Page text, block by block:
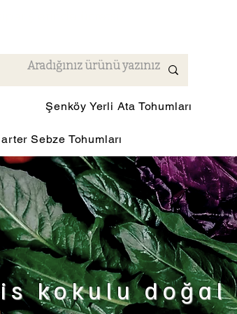
Şenköy Yerli Ata Tohumları
Sebze Tohumları
kokulu doğal